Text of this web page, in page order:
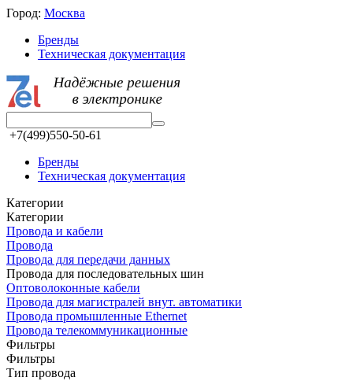
Город: Москва
Бренды
Техническая документация
+7(499)550-50-61
Бренды
Техническая документация
Категории
Категории
Провода и кабели
Провода
Провода для передачи данных
Провода для последовательных шин
Оптоволоконные кабели
Проводa для магистралей внут. автоматики
Провода промышленные Ethernet
Провода телекоммуникационные
Фильтры
Фильтры
Тип провода